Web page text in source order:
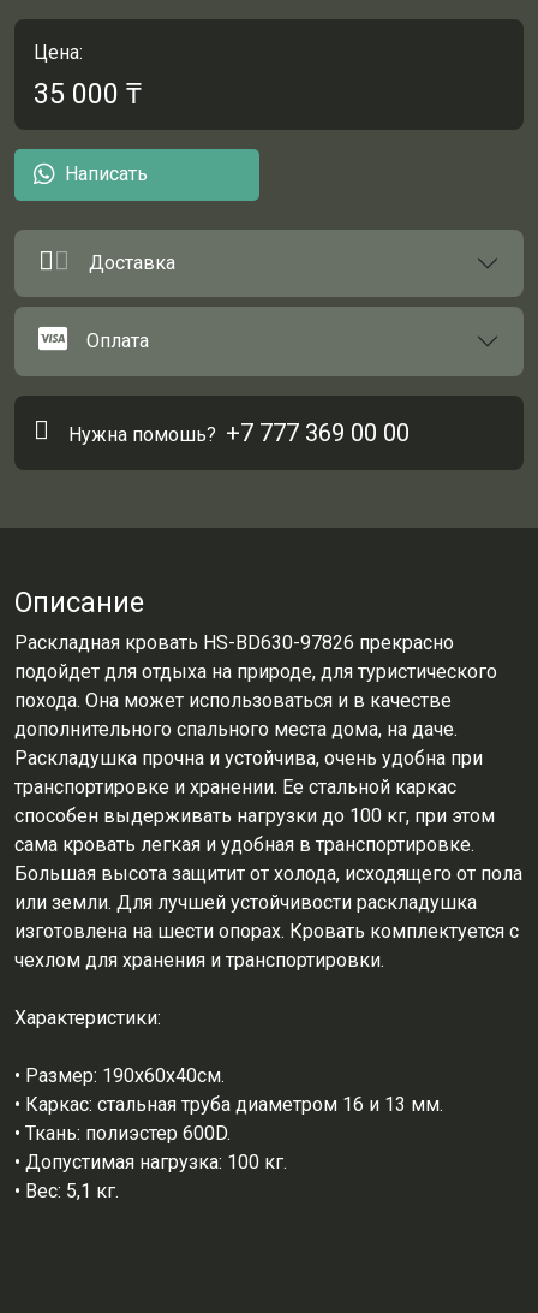
Цена:
35 000 ₸
Написать
Доставка
Оплата
Нужна помошь? +7 777 369 00 00
Описание
Раскладная кровать HS-BD630-97826 прекрасно
подойдет для отдыха на природе, для туристического
похода. Она может использоваться и в качестве
дополнительного спального места дома, на даче.
Раскладушка прочна и устойчива, очень удобна при
транспортировке и хранении. Ее стальной каркас
способен выдерживать нагрузки до 100 кг, при этом
сама кровать легкая и удобная в транспортировке.
Большая высота защитит от холода, исходящего от пола
или земли. Для лучшей устойчивости раскладушка
изготовлена на шести опорах. Кровать комплектуется с
чехлом для хранения и транспортировки.
Характеристики:
• Размер: 190х60х40см.
• Каркас: стальная труба диаметром 16 и 13 мм.
• Ткань: полиэстер 600D.
• Допустимая нагрузка: 100 кг.
• Вес: 5,1 кг.